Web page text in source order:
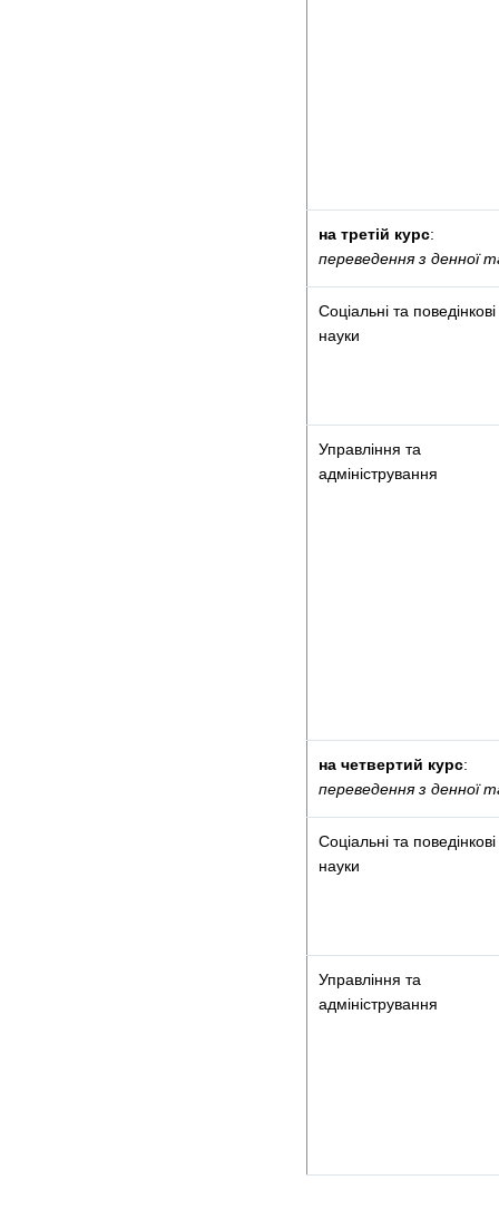
на третій курс:
переведення з денної
Соціальні та поведінкові
науки
Управління та
адміністрування
на четвертий курс:
переведення з денної
Соціальні та поведінкові
науки
Управління та
адміністрування